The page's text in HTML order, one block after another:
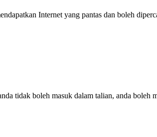
Internet yang pantas dan boleh
tidak boleh masuk dalam talian, anda boleh